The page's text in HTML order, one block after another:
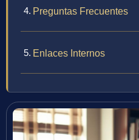
Preguntas Frecuentes
Enlaces Internos